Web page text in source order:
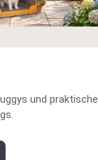
und praktische